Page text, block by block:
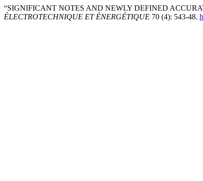
“SIGNIFICANT NOTES AND NEWLY DEFINED
ÉLECTROTECHNIQUE ET ÉNERGÉTIQUE 70 (4): 543-48.